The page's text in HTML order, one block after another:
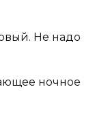
Не надо
ночное